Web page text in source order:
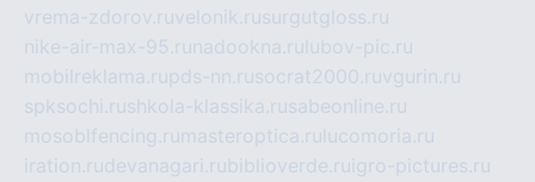
vrema-zdorov.ruvelonik.rusurgutgloss.ru
nike-air-max-95.ru nadookna.ru lubov-pic.ru
mobilreklama.rupds-nn.rusocrat2000.ruvgurin.ru
spksochi.rushkola-klassika.rusabeonline.ru
mosoblfencing.ru masteroptica.ru lucomoria.ru
iration.rudevanagari.rubiblioverde.ru igro-pictures.ru